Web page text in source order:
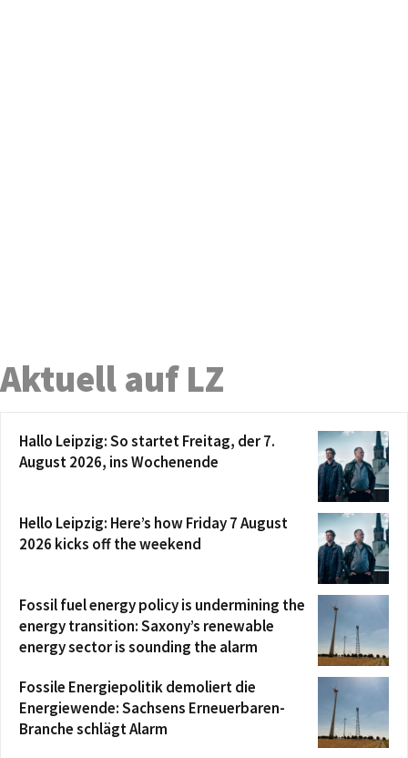
Aktuell auf LZ
Hallo Leipzig: So startet Freitag, der 7.
August 2026, ins Wochenende
Hello Leipzig: Here’s how Friday 7 August
2026 kicks off the weekend
Fossil fuel energy policy is undermining the
energy transition: Saxony’s renewable
energy sector is sounding the alarm
Fossile Energiepolitik demoliert die
Energiewende: Sachsens Erneuerbaren-
Branche schlägt Alarm